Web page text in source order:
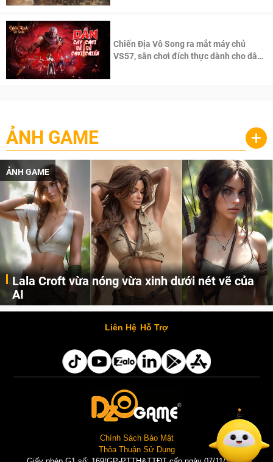
Chiến Địa Vô Song ra mắt máy chủ
VS57, sân chơi đích thực dành cho dân
ẢNH GAME +
ẢNH GAME
Lala Croft vừa nóng vừa xinh dưới nét vẽ của
AI
Cùng đến với những hình ảnh Lala Croft của Tomb Raider dưới nét vẽ của AI. Một cô nàng xinh đẹp, nóng bỏng nhưng cũng rắn rỏi và mạnh mẽ.
Liên Hệ Hỗ Trợ
Chính Sách Bảo Mật
Thỏa Thuận Sử Dụng